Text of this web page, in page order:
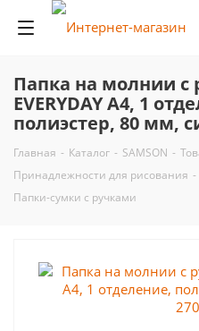
Папка на молнии с
EVERYDAY А4, 1
полиэстер, 80 мм,
Главная - Каталог - SAMSON -
Принадлежности для рисования -
Папки-сумки с ручками